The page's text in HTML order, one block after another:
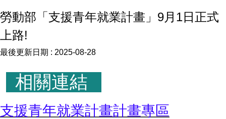
勞動部「支援青年就業計畫」9月1日正式
上路!
最後更新日期 : 2025-08-28
相關連結
支援青年就業計畫計畫專區